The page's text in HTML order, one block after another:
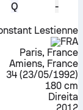
Q
-
Lestienne
FRA
Paris, France
Amiens, France
34 (23/05/1992)
180 cm
Direita